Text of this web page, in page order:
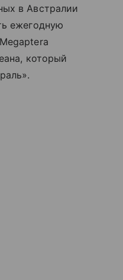
в Австралии
ежегодную
который